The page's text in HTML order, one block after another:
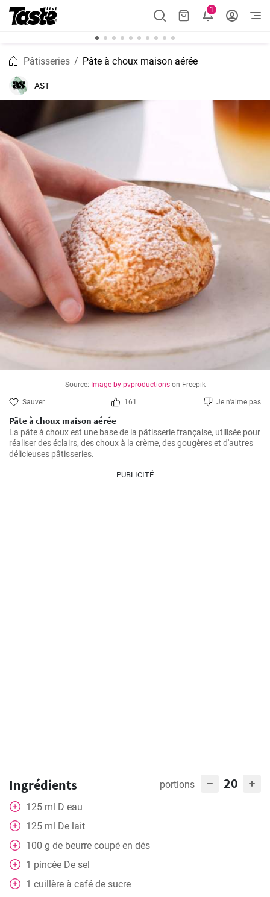
1
Pâtisseries Pâte à choux maison aérée
AST
Source: Image by pvproductionson Freepik
Sauver 161 Je n'aime pas
Pâte à choux maison aérée
La pâte à choux est une base de la pâtisserie française, utilisée pour
réaliser des éclairs, des choux à la crème, des gougères et d'autres
délicieuses pâtisseries.
PUBLICITÉ
Ingrédients portions 20
125 ml D eau
125 ml De lait
100 g de beurre coupé en dés
1 pincée De sel
1 cuillère à café de sucre